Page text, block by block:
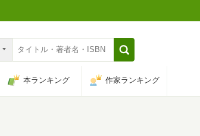
本ランキング 作家ランキング